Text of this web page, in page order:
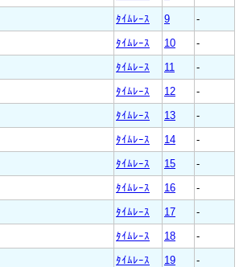
ﾀｲﾑﾚｰｽ 9
-
ﾀｲﾑﾚｰｽ 10
-
ﾀｲﾑﾚｰｽ 11
-
ﾀｲﾑﾚｰｽ 12
-
ﾀｲﾑﾚｰｽ 13
-
ﾀｲﾑﾚｰｽ 14
-
ﾀｲﾑﾚｰｽ 15
-
ﾀｲﾑﾚｰｽ 16
-
ﾀｲﾑﾚｰｽ 17
-
ﾀｲﾑﾚｰｽ 18
-
ﾀｲﾑﾚｰｽ 19
-